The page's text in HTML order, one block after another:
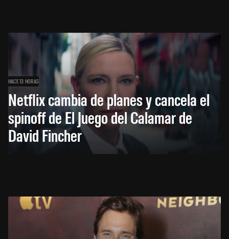
HACE 13 HORAS
Netflix cambia de planes y cancela el
spinoff de El Juego del Calamar de
David Fincher